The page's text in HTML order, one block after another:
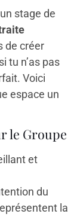
stage de
de créer
tu n’as pas
Voici
espace un
le Groupe
et
du
la